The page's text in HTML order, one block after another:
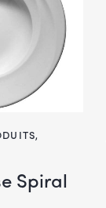
,
Spiral